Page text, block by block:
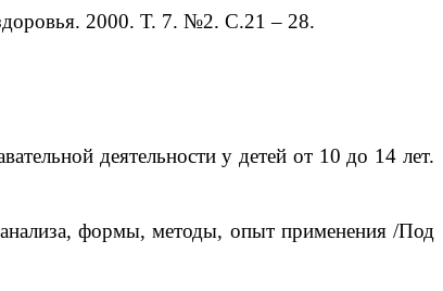
2000. Т. 7. №2. С.21 – 28.
деятельности у детей от 10 до 14 лет.
формы, методы, опыт применения /Под